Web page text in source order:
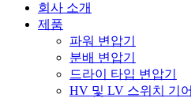
회사 소개
제품
파워 변압기
분배 변압기
드라이 타입 변압기
HV 및 LV 스위치 기어